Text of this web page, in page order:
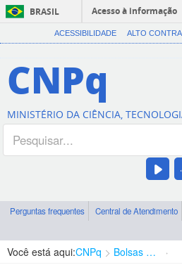
BRASIL
Acesso à informação
ACESSIBILIDADE ALTO
CNPq
MINISTÉRIO DA CIÊNCIA,
Perguntas frequentes Central de Atendimento
Você está aqui:CNPq Bolsas e Auxílios Vigentes